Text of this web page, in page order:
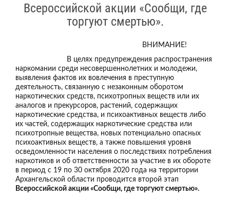
Всероссийской акции «Сообщи, где
торгуют смертью».
ВНИМАНИЕ!
В целях предупреждения распространения
наркомании среди несовершеннолетних и молодежи,
выявления фактов их вовлечения в преступную
деятельность, связанную с незаконным оборотом
наркотических средств, психотропных веществ или их
аналогов и прекурсоров, растений, содержащих
наркотические средства, и психоактивных веществ либо
их частей, содержащих наркотические средства или
психотропные вещества, новых потенциально опасных
психоактивных веществ, а также повышения уровня
осведомленности населения о последствиях потребления
наркотиков и об ответственности за участие в их обороте
в период с 19 по 30 октября 2020 года на территории
Архангельской области проводится второй этап
Всероссийской акции «Сообщи, где торгуют смертью».